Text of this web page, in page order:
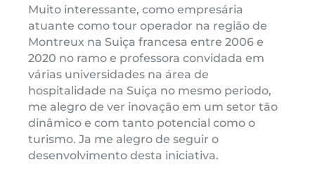
Muito interessante, como empresária
atuante como tour operador na regiāo de
Montreux na Suiça francesa entre 2006 e
2020 no ramo e professora convidada em
várias universidades na área de
hospitalidade na Suiça no mesmo periodo,
me alegro de ver inovaçāo em um setor tāo
dinâmico e com tanto potencial como o
turismo. Ja me alegro de seguir o
desenvolvimento desta iniciativa.